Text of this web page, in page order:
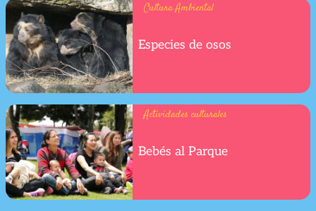
Cultura Ambiental
Especies de osos
Actividades culturales
Bebés al Parque